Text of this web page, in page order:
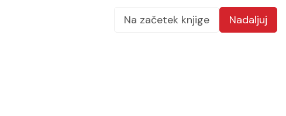
Na začetek knjige Nadaljuj